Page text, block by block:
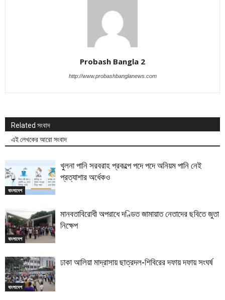
Probash Bangla 2
http://www.probashbanglanews.com
Related সংবাদ
এই লেখকের আরো সংবাদ
বাংলাদেশ
খুলনা পানি সরবরাহ প্রকল্পে পদে পদে অনিয়ম পানি নেই
প্রত্যাশার অর্ধেকও
বাংলাদেশ
মানবতাবিরোধী অপরাধে দণ্ডিত জামায়াত নেতাদের ছবিতে জুতা
নিক্ষেপ
বাংলাদেশ
ঢাকা আলিয়া মাদ্রাসায় ছাত্রদল-শিবিরের দফায় দফায় সংঘর্ষ